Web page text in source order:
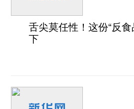
舌尖莫任性！这份“反
下